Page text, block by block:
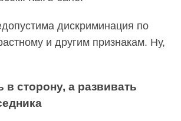
дискриминация по
и другим признакам. Ну,
в сторону, а развивать